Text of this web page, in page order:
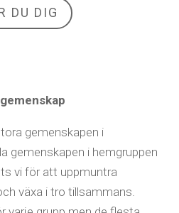
DU DIG
gemenskapen i
gemenskapen i hemgruppen
vi för att uppmuntra
växa i tro tillsammans.